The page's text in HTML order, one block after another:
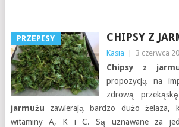
PRZEPISY CHIPSY Z
Kasia 3 czerwca
Chipsy z
propozycją na
zdrową
jarmużu zawierają bardzo dużo żelaza,
witaminy A, K i C. Są uznawane za